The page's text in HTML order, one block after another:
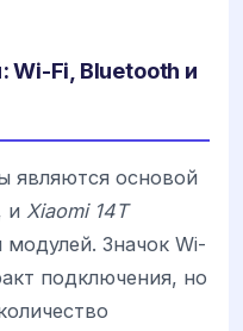
Fi, Bluetooth и
являются основой
и Xiaomi 14T
Значок Wi-
подключения, но